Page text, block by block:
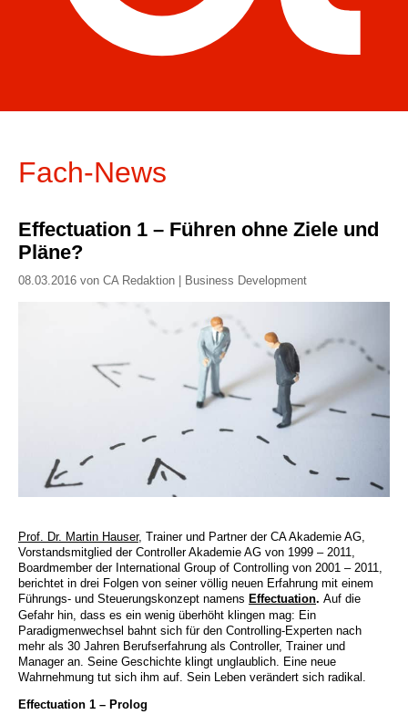
Fach-News
Effectuation 1 – Führen ohne Ziele und
Pläne?
08.03.2016 von CA Redaktion | Business Development
Prof. Dr. Martin Hauser, Trainer und Partner der CA Akademie AG,
Vorstandsmitglied der Controller Akademie AG von 1999 – 2011,
Boardmember der International Group of Controlling von 2001 – 2011,
berichtet in drei Folgen von seiner völlig neuen Erfahrung mit einem
Führungs- und Steuerungskonzept namens Effectuation. Auf die
Gefahr hin, dass es ein wenig überhöht klingen mag: Ein
Paradigmenwechsel bahnt sich für den Controlling-Experten nach
mehr als 30 Jahren Berufserfahrung als Controller, Trainer und
Manager an. Seine Geschichte klingt unglaublich. Eine neue
Wahrnehmung tut sich ihm auf. Sein Leben verändert sich radikal.
Effectuation 1 – Prolog